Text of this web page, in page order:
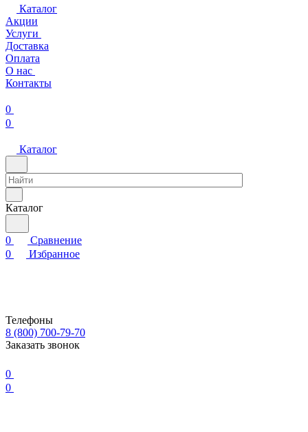
Каталог
Акции
Услуги
Доставка
Оплата
О нас
Контакты
0
0
Каталог
Каталог
0
Сравнение
0
Избранное
Телефоны
8 (800) 700-79-70
Заказать звонок
0
0